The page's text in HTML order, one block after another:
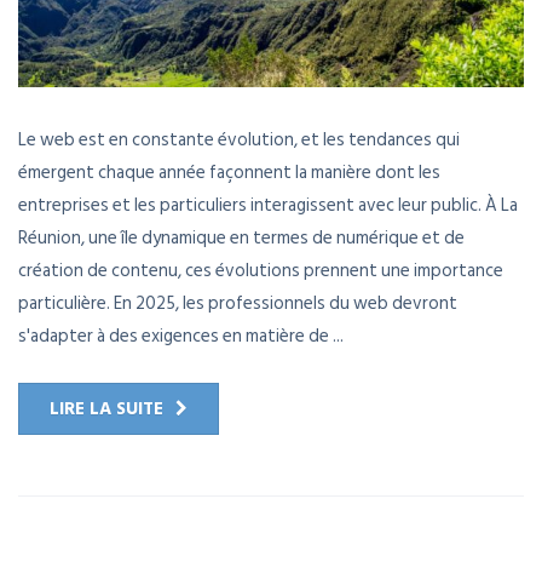
Le web est en constante évolution, et les tendances qui
émergent chaque année façonnent la manière dont les
entreprises et les particuliers interagissent avec leur public. À La
Réunion, une île dynamique en termes de numérique et de
création de contenu, ces évolutions prennent une importance
particulière. En 2025, les professionnels du web devront
s'adapter à des exigences en matière de ...
LIRE LA SUITE